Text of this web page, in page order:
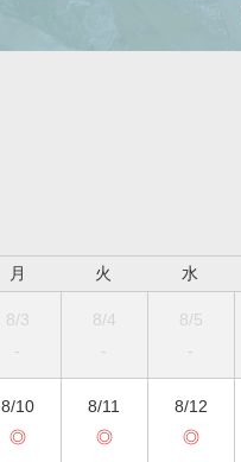
月 火 水
8/3
-
8/4
-
8/5
-
8/10
◎
8/11
◎
8/12
◎